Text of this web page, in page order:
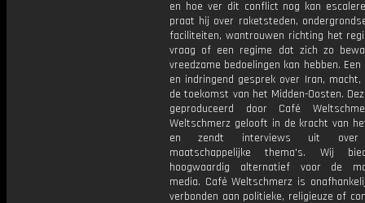
en hoe ver dit conflict nog kan
praat hij over raketsteden,
faciliteiten, wantrouwen richting het
vraag of een regime dat zich zo
vreedzame bedoelingen kan hebben. Een
en indringend gesprek over Iran, macht,
de toekomst van het Midden-Oosten.
geproduceerd door Café
Weltschmerz gelooft in de kracht van
en zendt interviews uit over
maatschappelijke thema's. Wij
hoogwaardig alternatief voor de
media. Café Weltschmerz is
verbonden aan politieke, religieuze of